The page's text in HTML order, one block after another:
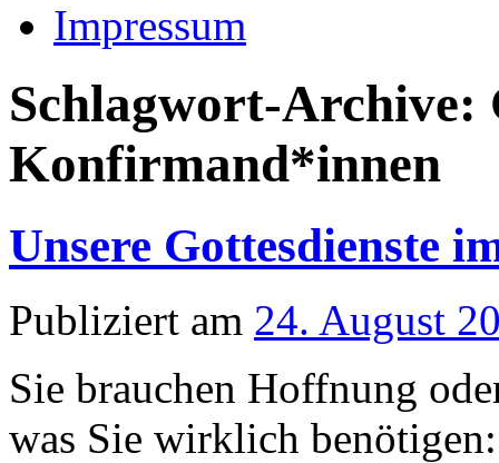
Impressum
Schlagwort-Archive:
Konfirmand*innen
Unsere Gottesdienste
Publiziert am 24. August
Sie brauchen Hoffnung
was Sie wirklich benötigen: